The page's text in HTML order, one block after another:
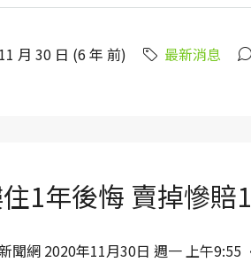
月 30 日 (6 年 前) 最新消息
1年後悔 賣掉慘賠
聞網 2020年11月30日 週一 上午9:55